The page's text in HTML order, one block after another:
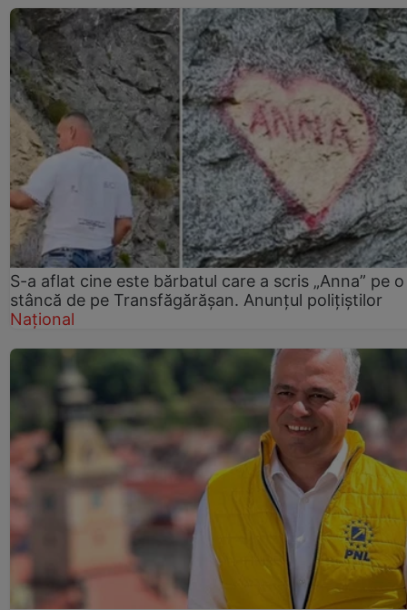
S-a aflat cine este bărbatul care a scris „Anna” pe o
stâncă de pe Transfăgărășan. Anunțul polițiștilor
Național